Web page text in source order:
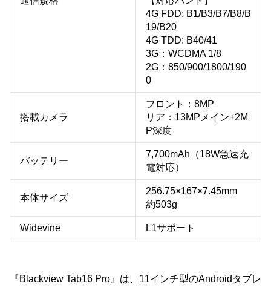
4G FDD: B1/B3/B7/B8/B
19/B20
4G TDD: B40/41
3G：WCDMA 1/8
2G：850/900/1800/190
0
搭載カメラ
フロント：8MP
リア：13MPメイン+2M
P深度
バッテリー
7,700mAh（18W急速充
電対応）
本体サイズ
256.75×167×7.45mm
約503g
Widevine L1サポート
『Blackview Tab16 Pro』は、11インチ型のAndroidタブレ